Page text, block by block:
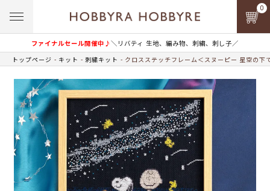
ファイナルセール開催中♪＼リバティ 生地、編み物、刺繍、刺し子／
0
トップページ キット 刺繍キット クロスステッチフレーム＜スヌーピー 星空の下